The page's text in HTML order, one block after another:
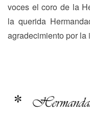
voces el coro de la
la querida
agradecimiento por la
de
entradas